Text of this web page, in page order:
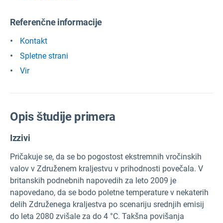
Referenčne informacije
Kontakt
Spletne strani
Vir
Opis študije primera
Izzivi
Pričakuje se, da se bo pogostost ekstremnih vročinskih
valov v Združenem kraljestvu v prihodnosti povečala. V
britanskih podnebnih napovedih za leto 2009 je
napovedano, da se bodo poletne temperature v nekaterih
delih Združenega kraljestva po scenariju srednjih emisij
do leta 2080 zvišale za do 4 °C. Takšna povišanja